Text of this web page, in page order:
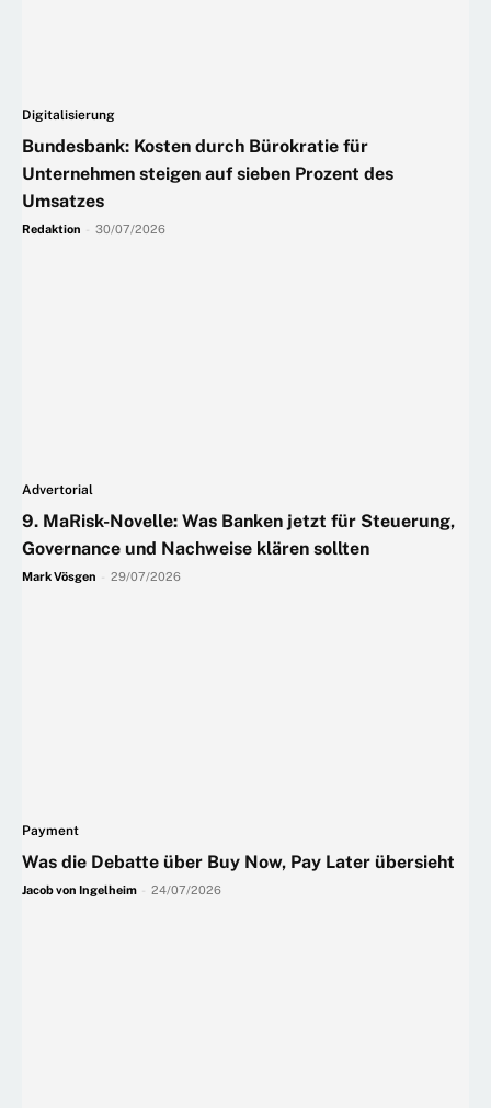
Digitalisierung
Bundesbank: Kosten durch Bürokratie für
Unternehmen steigen auf sieben Prozent des
Umsatzes
Redaktion 30/07/2026
Advertorial
9. MaRisk-Novelle: Was Banken jetzt für Steuerung,
Governance und Nachweise klären sollten
Mark Vösgen 29/07/2026
Payment
Was die Debatte über Buy Now, Pay Later übersieht
Jacob von Ingelheim 24/07/2026